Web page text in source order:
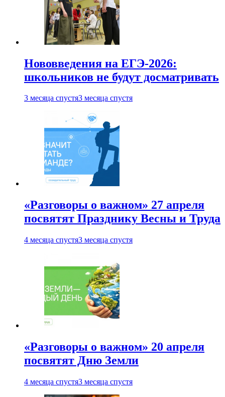
Нововведения на ЕГЭ-2026:
школьников не будут досматривать
3 месяца спустя3 месяца спустя
«Разговоры о важном» 27 апреля
посвятят Празднику Весны и Труда
4 месяца спустя3 месяца спустя
«Разговоры о важном» 20 апреля
посвятят Дню Земли
4 месяца спустя3 месяца спустя